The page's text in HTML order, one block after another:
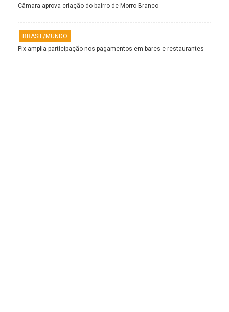
Câmara aprova criação do bairro de Morro Branco
BRASIL/MUNDO
Pix amplia participação nos pagamentos em bares e restaurantes